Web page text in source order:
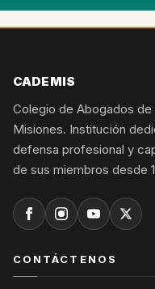
CADEMIS
Colegio de Abogados de
Misiones. Institución
defensa profesional y
de sus miembros desde
CONTÁCTENOS